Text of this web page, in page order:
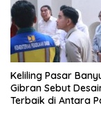
Keliling Pasar
Gibran Sebut
Terbaik di Antara